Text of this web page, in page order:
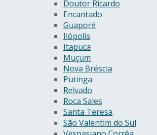
Doutor Ricardo
Encantado
Guaporé
Ilópolis
Itapuca
Muçum
Nova Bréscia
Putinga
Relvado
Roca Sales
Santa Teresa
São Valentim do Sul